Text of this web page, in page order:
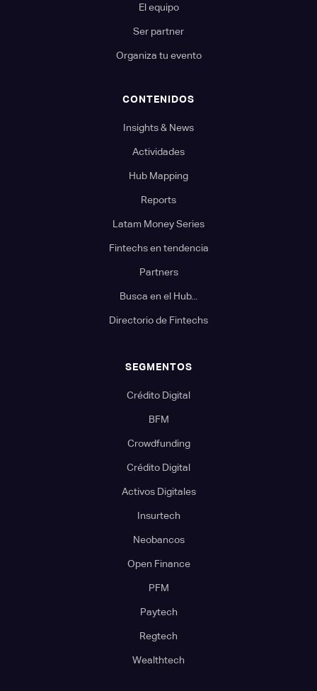
El equipo
Ser partner
Organiza tu evento
CONTENIDOS
Insights & News
Actividades
Hub Mapping
Reports
Latam Money Series
Fintechs en tendencia
Partners
Busca en el Hub...
Directorio de Fintechs
SEGMENTOS
Crédito Digital
BFM
Crowdfunding
Crédito Digital
Activos Digitales
Insurtech
Neobancos
Open Finance
PFM
Paytech
Regtech
Wealthtech